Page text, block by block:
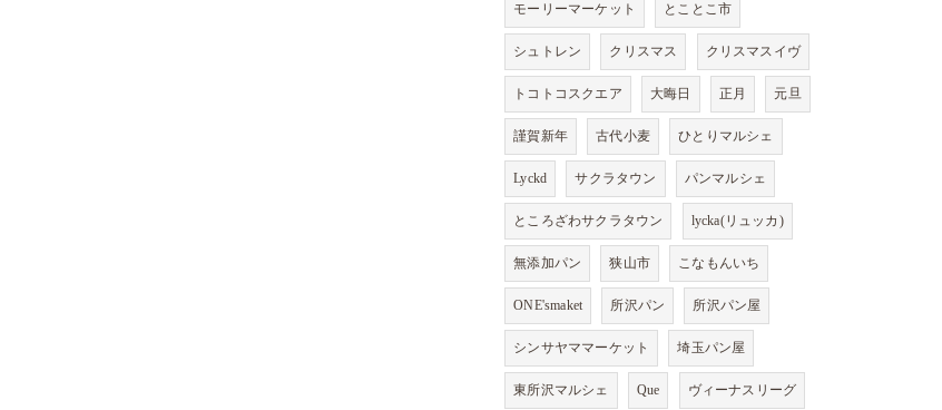
モーリーマーケット とことこ市
シュトレン クリスマス クリスマスイヴ
トコトコスクエア 大晦日 正月 元旦
謹賀新年 古代小麦 ひとりマルシェ
Lyckd サクラタウン パンマルシェ
ところざわサクラタウン lycka(リュッカ)
無添加パン 狭山市 こなもんいち
ONE'smaket 所沢パン 所沢パン屋
シンサヤママーケット 埼玉パン屋
東所沢マルシェ Que ヴィーナスリーグ